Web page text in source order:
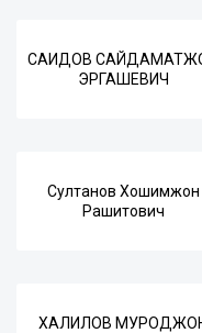
САИДОВ
ЭРГАШЕВИЧ
Султанов Хошимжон
Рашитович
ХАЛИЛОВ